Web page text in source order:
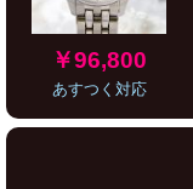
￥96,800
あすつく対応